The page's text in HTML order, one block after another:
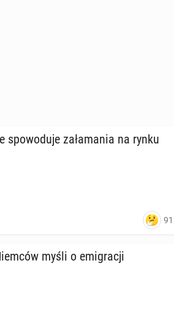
za­ła­ma­nia na rynku
91
myśli o emi­gra­cji